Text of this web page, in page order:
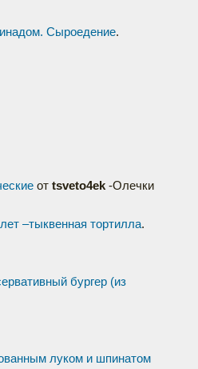
Сыроедение.
от tsveto4ek -Олечки
–тыквенная тортилла.
бургер (из
луком и шпинатом